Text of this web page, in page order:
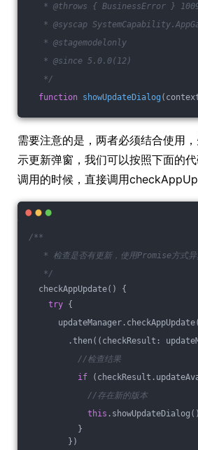
* @throws { BusinessError }
* @syscap
* @stagemodelonly
* @since 5.0.0(12)
*/
function showUpdateDialog (
需要注意的是，两者必须结合使用
示更新弹窗，我们可以按照下面的
调用的时候，直接调用
/**
* 检查是否有更新，使用Promise方式异
*/
checkAppUpdate() {
try {
.then( ( checkResult:
//检查结果
if
//存在新的版本
this .showUpdateDialog()
}
})